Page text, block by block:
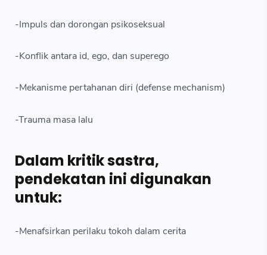
-Impuls dan dorongan psikoseksual
-Konflik antara id, ego, dan superego
-Mekanisme pertahanan diri (defense mechanism)
-Trauma masa lalu
Dalam kritik sastra,
pendekatan ini digunakan
untuk:
-Menafsirkan perilaku tokoh dalam cerita